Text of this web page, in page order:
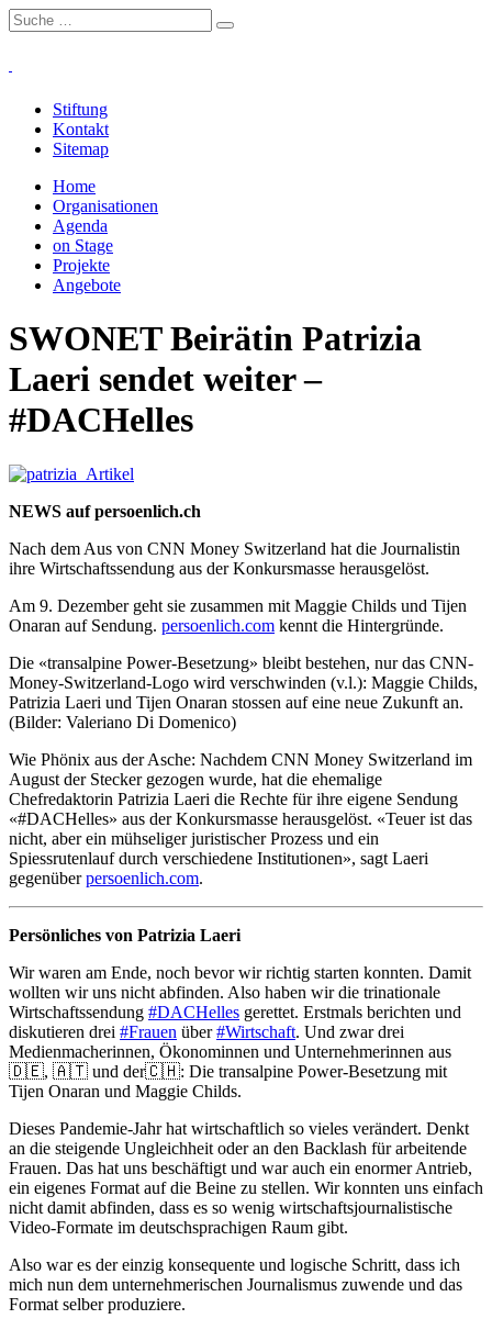
Stiftung
Kontakt
Sitemap
Home
Organisationen
Agenda
on Stage
Projekte
Angebote
SWONET Beirätin Patrizia
Laeri sendet weiter –
#DACHelles
NEWS auf persoenlich.ch
Nach dem Aus von CNN Money Switzerland hat die Journalistin
ihre Wirtschaftssendung aus der Konkursmasse herausgelöst.
Am 9. Dezember geht sie zusammen mit Maggie Childs und Tijen
Onaran auf Sendung. persoenlich.com kennt die Hintergründe.
Die «transalpine Power-Besetzung» bleibt bestehen, nur das CNN-
Money-Switzerland-Logo wird verschwinden (v.l.): Maggie Childs,
Patrizia Laeri und Tijen Onaran stossen auf eine neue Zukunft an.
(Bilder: Valeriano Di Domenico)
Wie Phönix aus der Asche: Nachdem CNN Money Switzerland im
August der Stecker gezogen wurde, hat die ehemalige
Chefredaktorin Patrizia Laeri die Rechte für ihre eigene Sendung
«#DACHelles» aus der Konkursmasse herausgelöst. «Teuer ist das
nicht, aber ein mühseliger juristischer Prozess und ein
Spiessrutenlauf durch verschiedene Institutionen», sagt Laeri
gegenüberpersoenlich.com.
Persönliches von Patrizia Laeri
Wir waren am Ende, noch bevor wir richtig starten konnten. Damit
wollten wir uns nicht abfinden. Also haben wir die trinationale
Wirtschaftssendung #DACHelles gerettet. Erstmals berichten und
diskutieren drei #Frauen über#Wirtschaft. Und zwar drei
Medienmacherinnen, Ökonominnen und Unternehmerinnen aus
🇩🇪, 🇦🇹 und der🇨🇭: Die transalpine Power-Besetzung mit
Tijen Onaran und Maggie Childs.
Dieses Pandemie-Jahr hat wirtschaftlich so vieles verändert. Denkt
an die steigende Ungleichheit oder an den Backlash für arbeitende
Frauen. Das hat uns beschäftigt und war auch ein enormer Antrieb,
ein eigenes Format auf die Beine zu stellen. Wir konnten uns einfach
nicht damit abfinden, dass es so wenig wirtschaftsjournalistische
Video-Formate im deutschsprachigen Raum gibt.
Also war es der einzig konsequente und logische Schritt, dass ich
mich nun dem unternehmerischen Journalismus zuwende und das
Format selber produziere.